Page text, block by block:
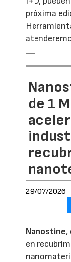
próxima
de 1
29/07/2026
Nanostine,
en